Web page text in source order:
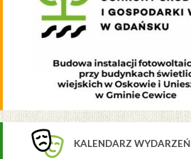
KALENDARZ WYDARZEŃ